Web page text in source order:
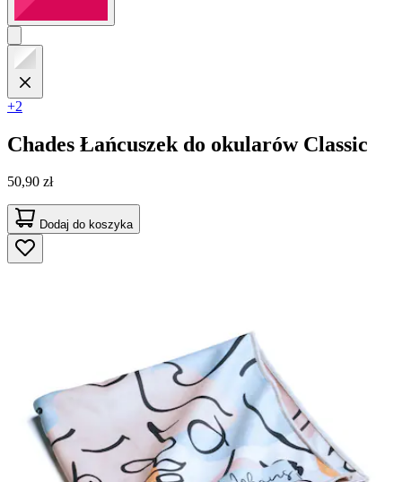
+2
Chades Łańcuszek do okularów Classic
50,90 zł
Dodaj do koszyka